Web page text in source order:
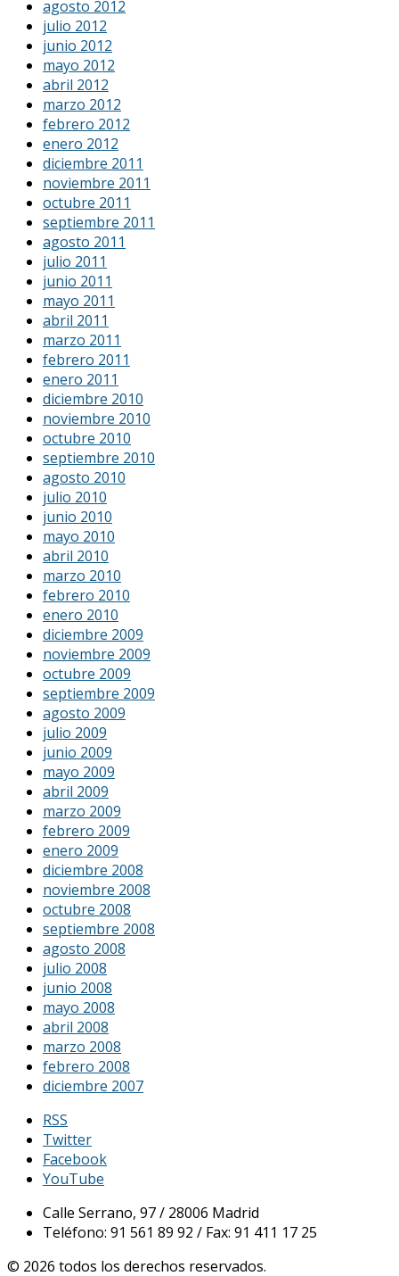
agosto 2012
julio 2012
junio 2012
mayo 2012
abril 2012
marzo 2012
febrero 2012
enero 2012
diciembre 2011
noviembre 2011
octubre 2011
septiembre 2011
agosto 2011
julio 2011
junio 2011
mayo 2011
abril 2011
marzo 2011
febrero 2011
enero 2011
diciembre 2010
noviembre 2010
octubre 2010
septiembre 2010
agosto 2010
julio 2010
junio 2010
mayo 2010
abril 2010
marzo 2010
febrero 2010
enero 2010
diciembre 2009
noviembre 2009
octubre 2009
septiembre 2009
agosto 2009
julio 2009
junio 2009
mayo 2009
abril 2009
marzo 2009
febrero 2009
enero 2009
diciembre 2008
noviembre 2008
octubre 2008
septiembre 2008
agosto 2008
julio 2008
junio 2008
mayo 2008
abril 2008
marzo 2008
febrero 2008
diciembre 2007
RSS
Twitter
Facebook
YouTube
Calle Serrano, 97 / 28006 Madrid
Teléfono: 91 561 89 92 / Fax: 91 411 17 25
© 2026 todos los derechos reservados.